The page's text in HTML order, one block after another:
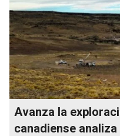
Avanza la
canadiense